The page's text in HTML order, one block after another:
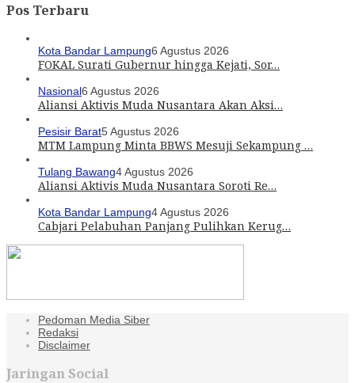
Pos Terbaru
Kota Bandar Lampung6 Agustus 2026
FOKAL Surati Gubernur hingga Kejati, Sor…
Nasional6 Agustus 2026
Aliansi Aktivis Muda Nusantara Akan Aksi…
Pesisir Barat5 Agustus 2026
MTM Lampung Minta BBWS Mesuji Sekampung …
Tulang Bawang4 Agustus 2026
Aliansi Aktivis Muda Nusantara Soroti Re…
Kota Bandar Lampung4 Agustus 2026
Cabjari Pelabuhan Panjang Pulihkan Kerug…
Pedoman Media Siber
Redaksi
Disclaimer
Jaringan Social